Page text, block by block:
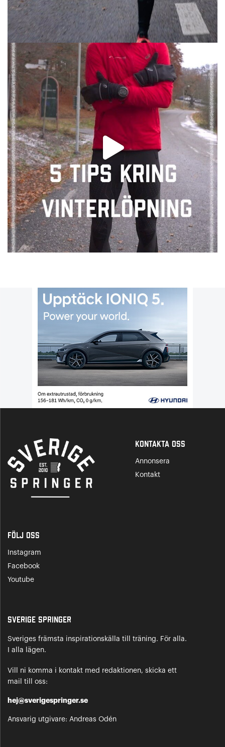
Kontakta Oss
Annonsera
Kontakt
Följ oss
Instagram
Facebook
Youtube
Sverige Springer
Sveriges främsta inspirationskälla till träning. För alla.
I alla lägen.
Vill ni komma i kontakt med redaktionen, skicka ett
mail till oss:
hej@sverigespringer.se
Ansvarig utgivare: Andreas Odén